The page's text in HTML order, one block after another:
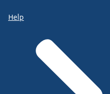
Help